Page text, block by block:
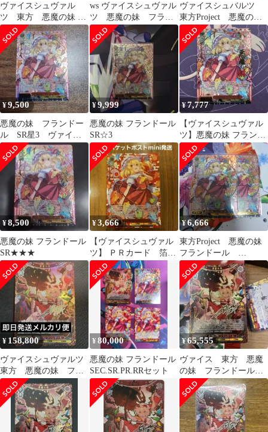
ヴァイスシュヴァル
ツ 東方 悪魔の妹 フ
ランドール SEC/シー
クレット
ws ヴァイスシュヴァル
ツ 悪魔の妹 フラン
ドール SEC サイン
ヴァイスシュバルツ
東方Project 悪魔の
妹 フランドール
SEC サイン
¥9,500
悪魔の妹 フランドー
ル SR星3 ヴァイス
シュバルツ
¥9,999
悪魔の妹 フランドール
SR☆3
¥7,777
【ヴァイスシュヴァル
ツ】悪魔の妹 フランド
ール sr
¥8,500
悪魔の妹 フランドール
SR★★★
¥3,666
【ヴァイスシュヴァル
ツ】 ＰＲカード 箔押
し 悪魔の妹 フランド
ール
¥6,666
東方Project 悪魔の妹
フランドール
SR★★★ 星3 パラレ
ル
¥ 158,800
ヴァイスシュヴァルツ
東方 悪魔の妹 フラ
ンドール SEC
¥80,000
悪魔の妹 フランドール
SEC.SR.PR.RRセット
¥65,555
ヴァイス 東方 悪魔
の妹 フランドール
SEC